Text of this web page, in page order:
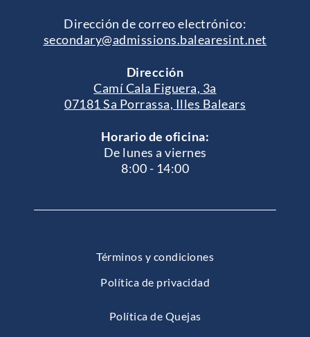
Dirección de correo electrónico:
secondary@admissions.balearesint.net
Dirección
Camí Cala Figuera, 3a
07181 Sa Porrassa, Illes Balears
Horario de oficina:
De lunes a viernes
8:00 - 14:00
Términos y condiciones
Política de privacidad
Política de Quejas